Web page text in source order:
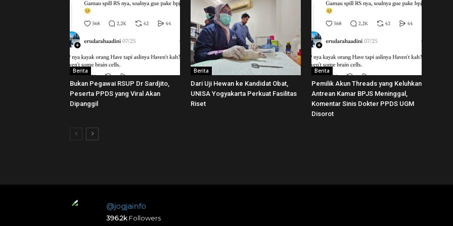
Berita
Bukan Pegawai RSUP Dr Sardjito,
Peserta PPDS yang Viral Akan
Dipanggil
Berita
Dari Uji Hewan ke Kandidat Obat,
UNISA Yogyakarta Perkuat Fasilitas
Riset
Berita
Pemilik Akun Threads yang Keluhkan
Antrean Kamar BPJS Meninggal,
Komentar Sinis Dokter PPDS UGM
Disorot
@jogjainfo
396.2k Followers